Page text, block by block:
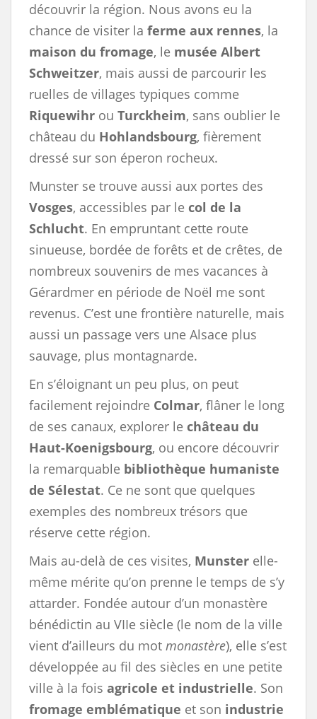
découvrir la région. Nous avons eu la
chance de visiter la ferme aux rennes, la
maison du fromage, le musée Albert
Schweitzer, mais aussi de parcourir les
ruelles de villages typiques comme
Riquewihr ou Turckheim, sans oublier le
château du Hohlandsbourg, fièrement
dressé sur son éperon rocheux.
Munster se trouve aussi aux portes des
Vosges, accessibles par le col de la
Schlucht. En empruntant cette route
sinueuse, bordée de forêts et de crêtes, de
nombreux souvenirs de mes vacances à
Gérardmer en période de Noël me sont
revenus. C’est une frontière naturelle, mais
aussi un passage vers une Alsace plus
sauvage, plus montagnarde.
En s’éloignant un peu plus, on peut
facilement rejoindre Colmar, flâner le long
de ses canaux, explorer le château du
Haut-Koenigsbourg, ou encore découvrir
la remarquable bibliothèque humaniste
de Sélestat. Ce ne sont que quelques
exemples des nombreux trésors que
réserve cette région.
Mais au-delà de ces visites, Munster elle-
même mérite qu’on prenne le temps de s’y
attarder. Fondée autour d’un monastère
bénédictin au VIIe siècle (le nom de la ville
vient d’ailleurs du mot monastère), elle s’est
développée au fil des siècles en une petite
ville à la fois agricole et industrielle. Son
fromage emblématique et son industrie